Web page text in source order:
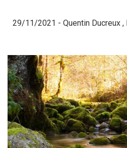
29/11/2021 - Quentin Ducreux ,